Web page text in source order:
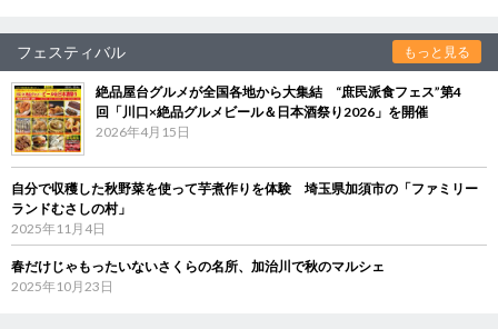
フェスティバル もっと見る
絶品屋台グルメが全国各地から大集結 “庶民派食フェス”第4
回「川口×絶品グルメビール＆日本酒祭り2026」を開催
2026年4月15日
自分で収穫した秋野菜を使って芋煮作りを体験 埼玉県加須市の「ファミリー
ランドむさしの村」
2025年11月4日
春だけじゃもったいないさくらの名所、加治川で秋のマルシェ
2025年10月23日